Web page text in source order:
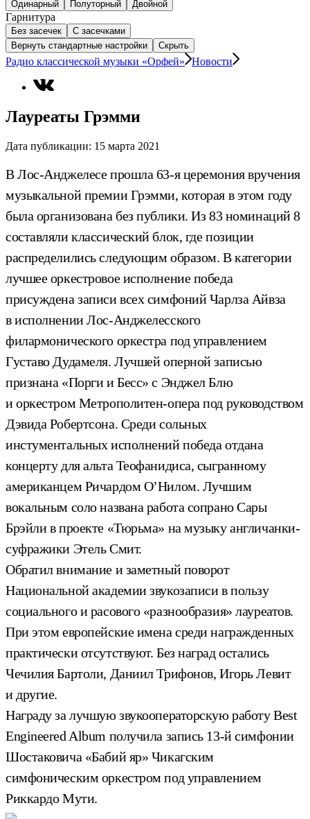
Одинарный Полуторный Двойной
Гарнитура
Без засечек
С засечками
Вернуть стандартные настройки
Скрыть
Радио классической музыки «Орфей» Новости
Лауреаты Грэмми
Дата публикации: 15 марта 2021
В Лос-Анджелесе прошла 63-я церемония вручения
музыкальной премии Грэмми, которая в этом году
была организована без публики. Из 83 номинаций 8
составляли классический блок, где позиции
распределились следующим образом. В категории
лучшее оркестровое исполнение победа
присуждена записи всех симфоний Чарлза Айвза
в исполнении Лос-Анджелесского
филармонического оркестра под управлением
Густаво Дудамеля. Лучшей оперной записью
признана «Порги и Бесс» с Энджел Блю
и оркестром Метрополитен-опера под руководством
Дэвида Робертсона. Среди сольных
инстументальных исполнений победа отдана
концерту для альта Теофанидиса, сыгранному
американцем Ричардом О’Нилом. Лучшим
вокальным соло названа работа сопрано Сары
Брэйли в проекте «Тюрьма» на музыку англичанки-
суфражики Этель Смит.
Обратил внимание и заметный поворот
Национальной академии звукозаписи в пользу
социального и расового «разнообразия» лауреатов.
При этом европейские имена среди награжденных
практически отсутствуют. Без наград остались
Чечилия Бартоли, Даниил Трифонов, Игорь Левит
и другие.
Награду за лучшую звукооператорскую работу Best
Engineered Album получила запись 13-й симфонии
Шостаковича «Бабий яр» Чикагским
симфоническим оркестром под управлением
Риккардо Мути.